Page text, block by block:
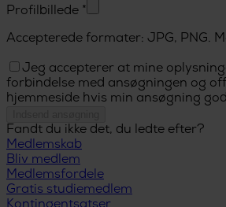
Profilbillede *
Accepterede formater: JPG, PNG.
Jeg accepterer at mine
forbindelse med ansøgningen og
hjemmeside hvis min ansøgning
Fandt du ikke det, du ledte efter?
Medlemskab
Bliv medlem
Medlemsfordele
Gratis studiemedlem